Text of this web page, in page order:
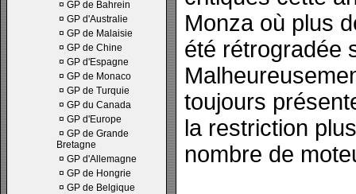
¤ GP de Bahrein
¤ GP d'Australie
¤ GP de Malaisie
¤ GP de Chine
¤ GP d'Espagne
¤ GP de Monaco
¤ GP de Turquie
¤ GP du Canada
¤ GP d'Europe
¤ GP de Grande
Bretagne
¤ GP d'Allemagne
¤ GP de Hongrie
¤ GP de Belgique
Monza où plus
été rétrogradée
toujours
la restriction
nombre de